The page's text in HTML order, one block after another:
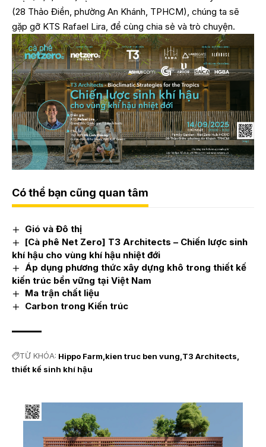
(28 Thảo Điền, phường An Khánh, TPHCM), chúng ta sẽ
gặp gỡ KTS Rafael Lira, để cùng chia sẻ và trò chuyện.
Có thể bạn cũng quan tâm
Gió và Đô thị
[Cà phê Net Zero] T3 Architects – Chiến lược sinh
khí hậu cho vùng khí hậu nhiệt đới
Áp dụng phương thức xây dựng khô trong thiết kế
kiến trúc bền vững tại Việt Nam
Ma trận chất liệu
Carbon trong Kiến trúc
TỪ KHÓA: Hippo Farm kien truc ben vung T3 Architects
thiết kế sinh khí hậu